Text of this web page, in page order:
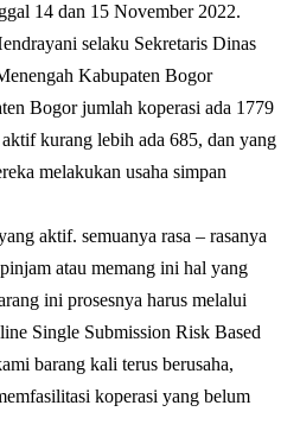
14 dan 15 November 2022.
selaku Sekretaris Dinas
Kabupaten Bogor
Bogor jumlah koperasi ada 1779
kurang lebih ada 685, dan yang
melakukan usaha simpan
aktif. semuanya rasa – rasanya
atau memang ini hal yang
ini prosesnya harus melalui
Single Submission Risk Based
barang kali terus berusaha,
koperasi yang belum